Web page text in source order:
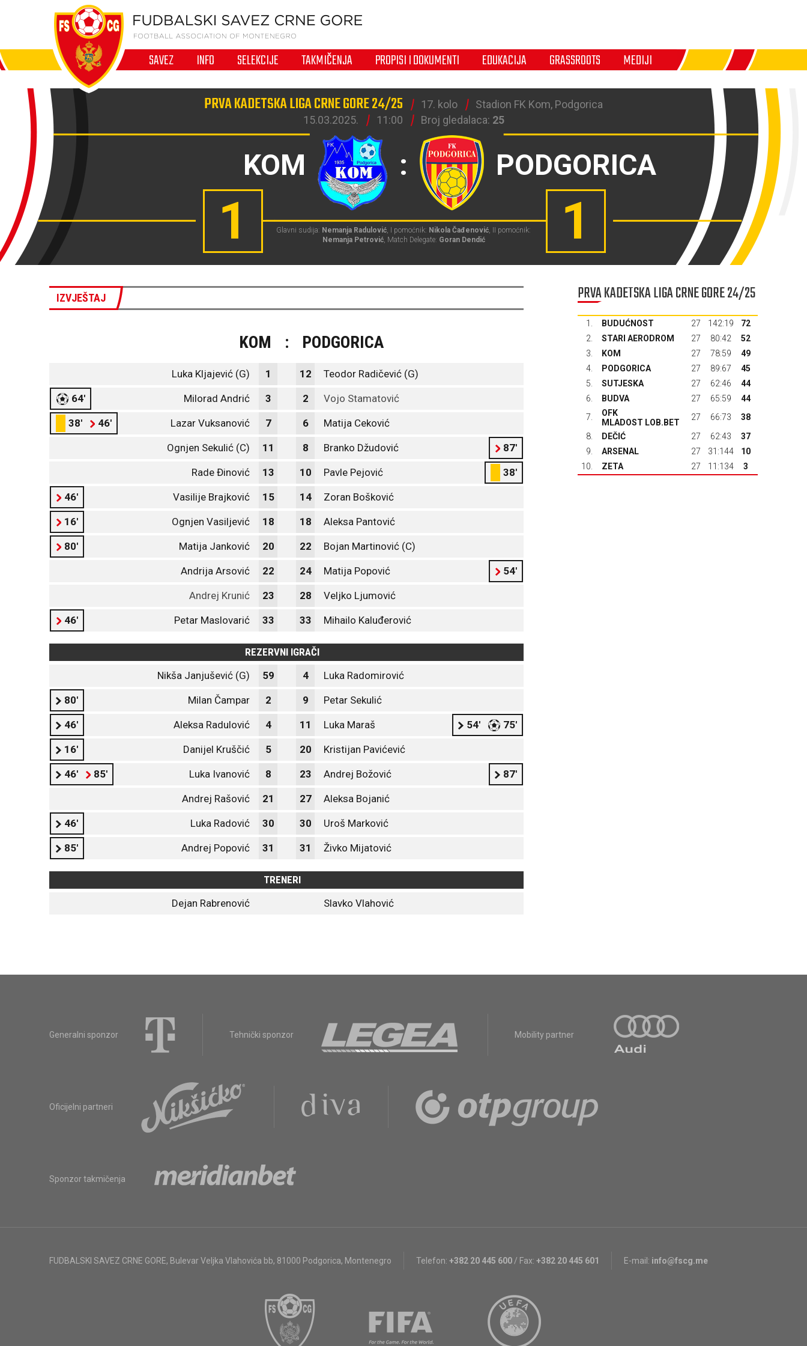
SAVEZ INFO SELEKCIJE TAKMIČENJA PROPISI I DOKUMENTI EDUKACIJA GRASSROOTS MEDIJI
PRVA KADETSKA LIGA CRNE GORE 24/25 17. kolo
Stadion FK Kom, Podgorica
15.03.2025.
11:00 Broj gledalaca: 25
KOM : PODGORICA
1 1
Glavni sudija: Nemanja Radulović, I pomoćnik: Nikola Čađenović, II pomoćnik:
Nemanja Petrović, Match Delegate: Goran Dendić
IZVJEŠTAJ
KOM : PODGORICA
Luka Kljajević (G) 1 12 Teodor Radičević (G)
64' Milorad Andrić 3 2 Vojo Stamatović
38' 46' Lazar Vuksanović 7 6 Matija Ceković
Ognjen Sekulić (C) 11 8 Branko Džudović 87'
Rade Đinović 13 10 Pavle Pejović 38'
46' Vasilije Brajković 15 14 Zoran Bošković
16' Ognjen Vasiljević 18 18 Aleksa Pantović
80' Matija Janković 20 22 Bojan Martinović (C)
Andrija Arsović 22 24 Matija Popović 54'
Andrej Krunić 23 28 Veljko Ljumović
46' Petar Maslovarić 33 33 Mihailo Kaluđerović
REZERVNI IGRAČI
Nikša Janjušević (G)
59 4 Luka Radomirović
80' Milan Čampar 2 9 Petar Sekulić
46' Aleksa Radulović 4 11 Luka Maraš 54' 75'
16' Danijel Kruščić 5 20 Kristijan Pavićević
46' 85' Luka Ivanović 8 23 Andrej Božović 87'
Andrej Rašović 21 27 Aleksa Bojanić
46' Luka Radović 30 30 Uroš Marković
85' Andrej Popović 31 31 Živko Mijatović
TRENERI
Dejan Rabrenović
Slavko Vlahović
PRVA KADETSKA LIGA CRNE GORE 24/25
1. BUDUĆNOST 27 142:19
72
2.
STARI AERODROM 27 80:42
52
3.
KOM 27 78:59
49
4.
PODGORICA 27 89:67
45
5.
SUTJESKA 27 62:46
44
6.
BUDVA 27 65:59
44
7.
OFK
MLADOST LOB.BET
27 66:73
38
8.
DEČIĆ 27 62:43
37
9.
ARSENAL 27 31:144
10
10.
ZETA 27 11:134 3
Generalni sponzor Tehnički sponzor Mobility partner
Oficijelni partneri
Sponzor takmičenja
FUDBALSKI SAVEZ CRNE GORE, Bulevar Veljka Vlahovića bb, 81000 Podgorica, Montenegro Telefon: +382 20 445 600 / Fax: +382 20 445 601 E-mail: info@fscg.me